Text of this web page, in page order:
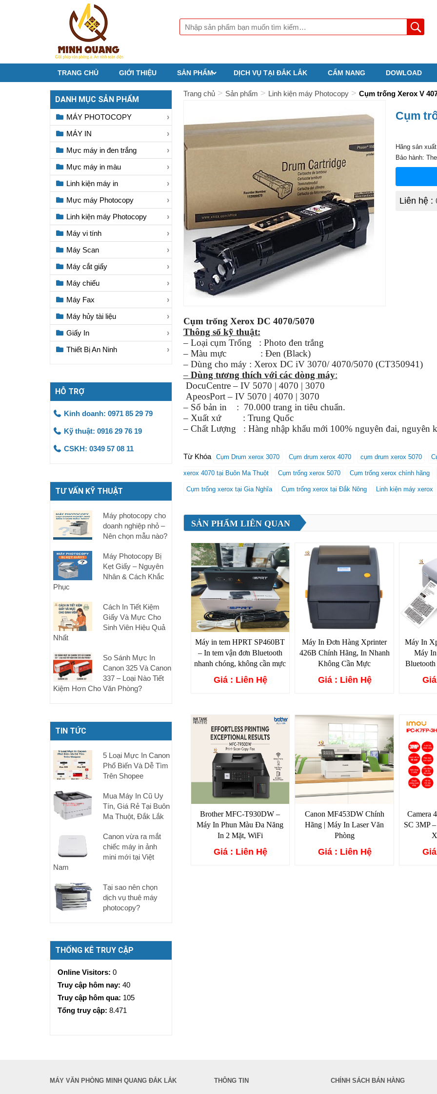
TRANG CHỦ GIỚI THIỆU SẢN PHẨM DỊCH VỤ TẠI ĐẮK LẮK CẨM NANG DOWLOAD
Trang chủ > Sản phẩm > Linh kiện máy Photocopy > Cụm trống Xerox V
Cụm
Hãng sản
Bảo hành:
Liên hệ :
Cụm trống Xerox DC 4070/5070
Thông số kỹ thuật:
– Loại cụm Trống : Photo đen trắng
– Màu mực : Đen (Black)
– Dùng cho máy : Xerox DC iV 3070/ 4070/5070 (CT350941)
– Dùng tương thích với các dòng máy:
DocuCentre – IV 5070 | 4070 | 3070
ApeosPort – IV 5070 | 4070 | 3070
– Số bản in : 70.000 trang in tiêu chuẩn.
– Xuất xứ : Trung Quốc
– Chất Lượng : Hàng nhập khẩu mới 100% nguyên đai, nguyên
Từ Khóa Cụm Drum xerox 3070 Cụm drum xerox 4070 cụm drum xerox 5070
xerox 4070 tại Buôn Ma Thuột Cụm trống xerox 5070 Cụm trống xerox chính hãng
Cụm trống xerox tại Gia Nghĩa Cụm trống xerox tại Đắk Nông Linh kiện máy xerox
SẢN PHẨM LIÊN QUAN
Máy in tem HPRT SP460BT
– In tem vận đơn Bluetooth
nhanh chóng, không cần mực
Giá : Liên Hệ
Máy In Đơn Hàng Xprinter
426B Chính Hãng, In Nhanh
Không Cần Mực
Giá : Liên Hệ
Máy In
Máy
Brother MFC-T930DW –
Máy In Phun Màu Đa Năng
In 2 Mặt, WiFi
Giá : Liên Hệ
Canon MF453DW Chính
Hãng | Máy In Laser Văn
Phòng
Giá : Liên Hệ
Camera
SC 3MP
DANH MỤC SẢN PHẨM
MÁY PHOTOCOPY
MÁY IN
Mực máy in đen trắng
Mực máy in màu
Linh kiện máy in
Mực máy Photocopy
Linh kiện máy Photocopy
Máy vi tính
Máy Scan
Máy cắt giấy
Máy chiếu
Máy Fax
Máy hủy tài liệu
Giấy In
Thiết Bị An Ninh
HỖ TRỢ
Kinh doanh: 0971 85 29 79
Kỹ thuật: 0916 29 76 19
CSKH: 0349 57 08 11
TƯ VẤN KỸ THUẬT
Máy photocopy cho
doanh nghiệp nhỏ –
Nên chọn mẫu nào?
Máy Photocopy Bị
Kẹt Giấy – Nguyên
Nhân & Cách Khắc
Phục
Cách In Tiết Kiệm
Giấy Và Mực Cho
Sinh Viên Hiệu Quả
Nhất
So Sánh Mực In
Canon 325 Và Canon
337 – Loại Nào Tiết
Kiệm Hơn Cho Văn Phòng?
TIN TỨC
5 Loại Mực In Canon
Phổ Biến Và Dễ Tìm
Trên Shopee
Mua Máy In Cũ Uy
Tín, Giá Rẻ Tại Buôn
Ma Thuột, Đắk Lắk
Canon vừa ra mắt
chiếc máy in ảnh
mini mới tại Việt
Nam
Tại sao nên chọn
dịch vụ thuê máy
photocopy?
THỐNG KÊ TRUY CẬP
Online Visitors: 0
Truy cập hôm nay: 40
Truy cập hôm qua: 105
Tổng truy cập: 8.471
MÁY VĂN PHÒNG MINH QUANG ĐẮK LẮK THÔNG TIN CHÍNH SÁCH BÁN HÀNG